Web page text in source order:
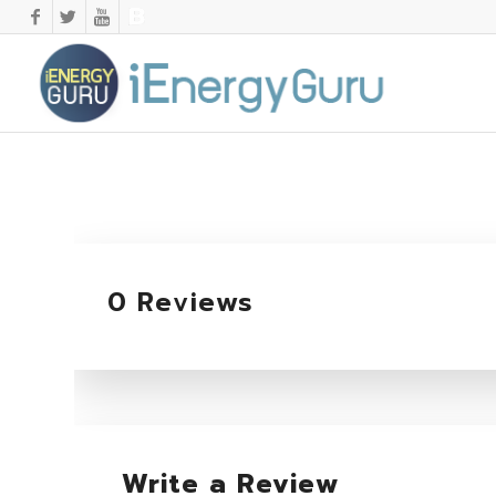
0 Reviews
Write a Review